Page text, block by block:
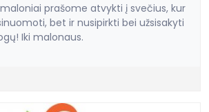
prašome atvykti į svečius, kur
bet ir nusipirkti bei užsisakyti
Iki malonaus.